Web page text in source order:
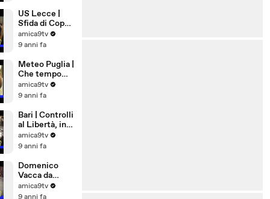
US Lecce |
Sfida di Coppa
a Pordenone
amica9tv
9 anni fa
Meteo Puglia |
Che tempo
farà a
Ferragosto
amica9tv
9 anni fa
Bari | Controlli
al Libertà, in
via Nicolai una
pistola
amica9tv
9 anni fa
Domenico
Vacca da
Andria a New
York,
amica9tv